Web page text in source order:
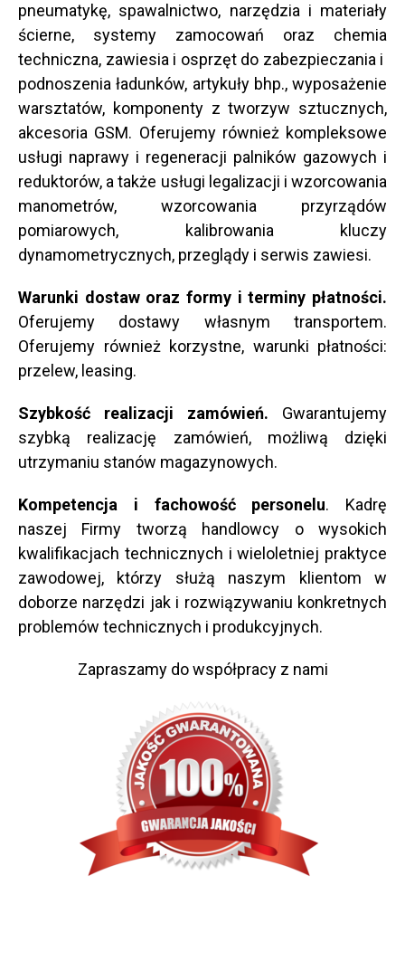
pneumatykę, spawalnictwo, narzędzia i materiały
ścierne, systemy zamocowań oraz chemia
techniczna, zawiesia i osprzęt do zabezpieczania i
podnoszenia ładunków, artykuły bhp., wyposażenie
warsztatów, komponenty z tworzyw sztucznych,
akcesoria GSM. Oferujemy również kompleksowe
usługi naprawy i regeneracji palników gazowych i
reduktorów, a także usługi legalizacji i wzorcowania
manometrów, wzorcowania przyrządów
pomiarowych, kalibrowania kluczy
dynamometrycznych, przeglądy i serwis zawiesi.
Warunki dostaw oraz formy i terminy płatności.
Oferujemy dostawy własnym transportem.
Oferujemy również korzystne, warunki płatności:
przelew, leasing.
Szybkość realizacji zamówień. Gwarantujemy
szybką realizację zamówień, możliwą dzięki
utrzymaniu stanów magazynowych.
Kompetencja i fachowość personelu. Kadrę
naszej Firmy tworzą handlowcy o wysokich
kwalifikacjach technicznych i wieloletniej praktyce
zawodowej, którzy służą naszym klientom w
doborze narzędzi jak i rozwiązywaniu konkretnych
problemów technicznych i produkcyjnych.
Zapraszamy do współpracy z nami